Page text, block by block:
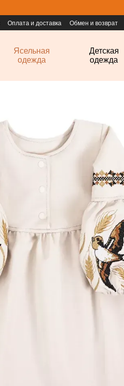
Оплата и доставка Обмен и возврат
Ясельная
одежда
Детская
одежда